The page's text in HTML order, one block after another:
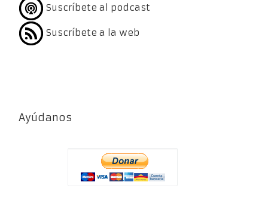
Suscríbete al podcast
Suscríbete a la web
Ayúdanos